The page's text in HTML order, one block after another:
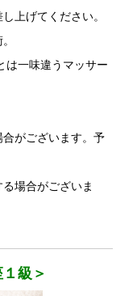
上げてください。
は一味違うマッサー
がございます。予
場合がございま
級＞